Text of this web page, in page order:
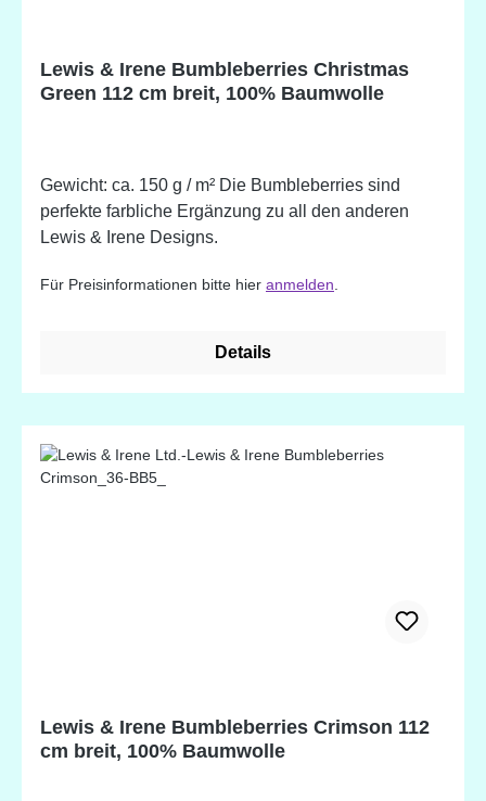
Lewis & Irene Bumbleberries Christmas
Green 112 cm breit, 100% Baumwolle
Gewicht: ca. 150 g / m² Die Bumbleberries sind
perfekte farbliche Ergänzung zu all den anderen
Lewis & Irene Designs.
Für Preisinformationen bitte hier anmelden
Details
Lewis & Irene Bumbleberries Crimson 112
cm breit, 100% Baumwolle